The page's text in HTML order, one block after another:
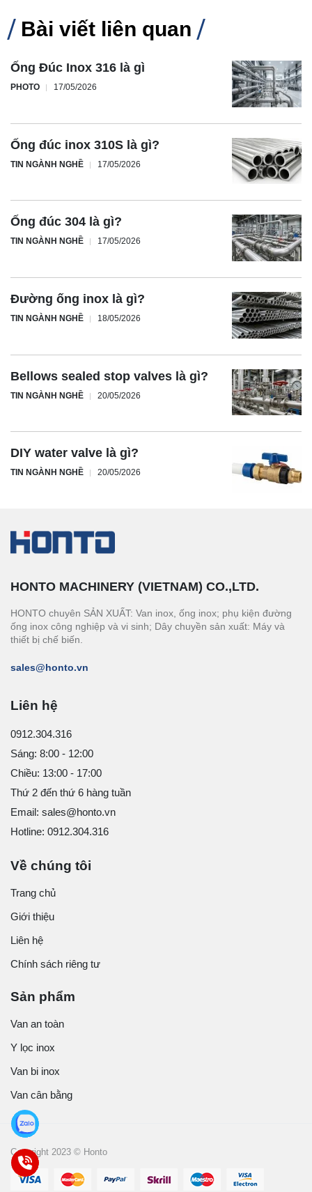
Bài viết liên quan
Ống Đúc Inox 316 là gì
PHOTO 17/05/2026
Ống đúc inox 310S là gì?
TIN NGÀNH NGHỀ 17/05/2026
Ống đúc 304 là gì?
TIN NGÀNH NGHỀ 17/05/2026
Đường ống inox là gì?
TIN NGÀNH NGHỀ 18/05/2026
Bellows sealed stop valves là gì?
TIN NGÀNH NGHỀ 20/05/2026
DIY water valve là gì?
TIN NGÀNH NGHỀ 20/05/2026
HONTO MACHINERY (VIETNAM) CO.,LTD.
HONTO chuyên SẢN XUẤT: Van inox, ống inox; phụ kiện đường
ống inox công nghiệp và vi sinh; Dây chuyền sản xuất: Máy và
thiết bị chế biến.
sales@honto.vn
Liên hệ
0912.304.316
Sáng: 8:00 - 12:00
Chiều: 13:00 - 17:00
Thứ 2 đến thứ 6 hàng tuần
Email: sales@honto.vn
Hotline: 0912.304.316
Về chúng tôi
Trang chủ
Giới thiệu
Liên hệ
Chính sách riêng tư
Sản phẩm
Van an toàn
Y lọc inox
Van bi inox
Van cân bằng
Copyright 2023 © Honto